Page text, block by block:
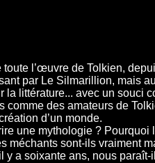
l’œuvre de Tolkien,
par Le Silmarillion, mais
la littérature... avec un souci
comme des amateurs de
d’un monde.
une mythologie ? Pourquoi
méchants sont-ils vraiment
y a soixante ans, nous paraît-